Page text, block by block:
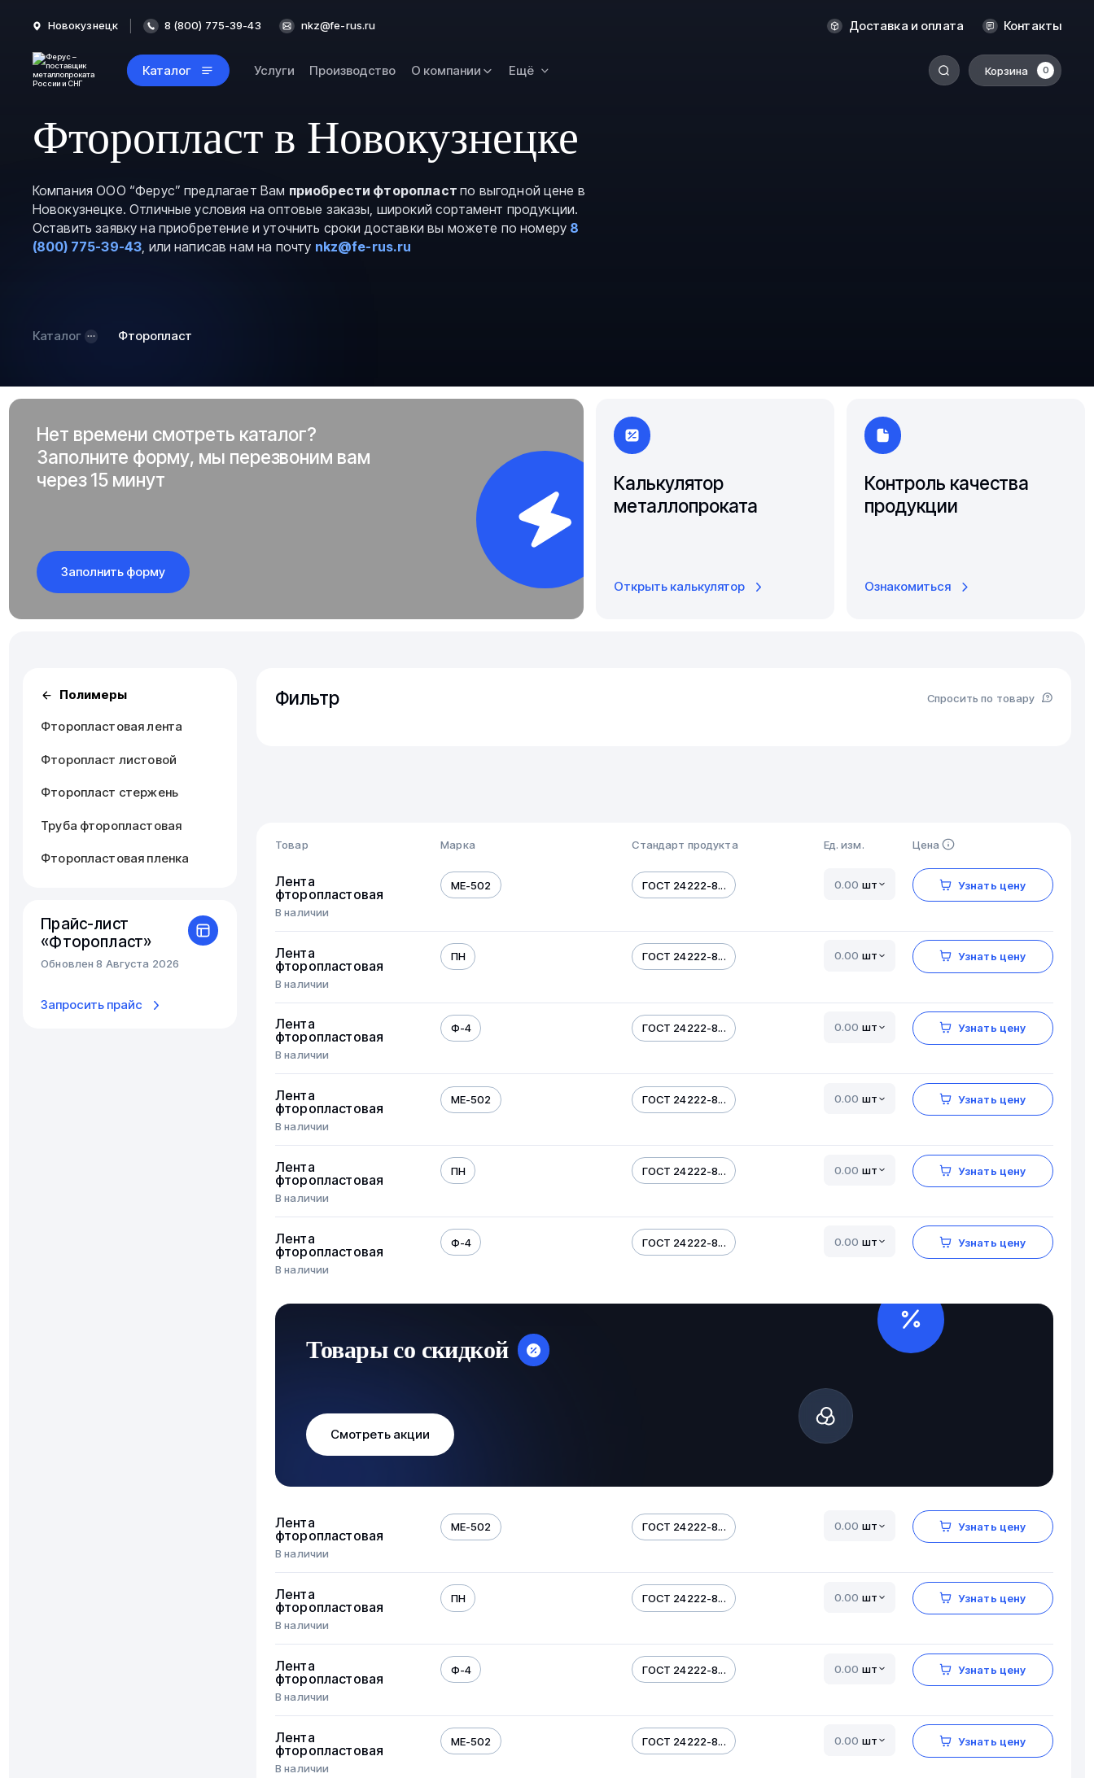
Новокузнецк 8 (800) 775-39-43 nkz@fe-rus.ru Доставка и оплата Контакты
Каталог Услуги Производство О компании Ещё Корзина 0
Оренбург
Ростов-на-Дону
Якутск
Ярославль
Фторопласт в Новокузнецке
Компания ООО “Ферус” предлагает Вам приобрести фторопластпо выгодной цене в
Новокузнецке. Отличные условия на оптовые заказы, широкий сортамент продукции.
Оставить заявку на приобретение и уточнить сроки доставки вы можете по номеру 8
(800) 775-39-43, или написав нам на почту nkz@fe-rus.ru
Каталог Фторопласт
Нет времени смотреть каталог?
Заполните форму, мы перезвоним вам
через 15 минут
Заполнить форму
Калькулятор
металлопроката
Открыть калькулятор
Контроль качества
продукции
Ознакомиться
Полимеры
Фторопластовая лента
Фторопласт листовой
Фторопласт стержень
Труба фторопластовая
Фторопластовая пленка
Прайс-лист
«Фторопласт»
Обновлен 8 Августа 2026
Запросить прайс
Фильтр Спросить по товару
Товар Марка Стандарт продукта Ед. изм. Цена
Лента
фторопластовая
В наличии
МЕ-502 ГОСТ 24222-8... шт Узнать цену
Лента
фторопластовая
В наличии
ПН ГОСТ 24222-8... шт Узнать цену
Лента
фторопластовая
В наличии
Ф-4 ГОСТ 24222-8... шт Узнать цену
Лента
фторопластовая
В наличии
МЕ-502 ГОСТ 24222-8... шт Узнать цену
Лента
фторопластовая
В наличии
ПН ГОСТ 24222-8... шт Узнать цену
Лента
фторопластовая
В наличии
Ф-4 ГОСТ 24222-8... шт Узнать цену
Товары со скидкой
Смотреть акции
Лента
фторопластовая
В наличии
МЕ-502 ГОСТ 24222-8... шт Узнать цену
Лента
фторопластовая
В наличии
ПН ГОСТ 24222-8... шт Узнать цену
Лента
фторопластовая
В наличии
Ф-4 ГОСТ 24222-8... шт Узнать цену
Лента
фторопластовая
В наличии
МЕ-502 ГОСТ 24222-8... шт Узнать цену